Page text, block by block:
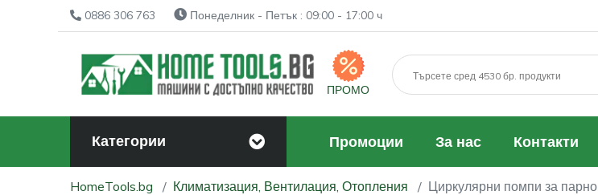
0886 306 763 Понеделник - Петък : 09:00 - 17:00 ч
ПРОМО
Категории Промоции За нас Контакти
HomeTools.bg Климатизация, Вентилация, Отопления Циркулярни помпи за парно